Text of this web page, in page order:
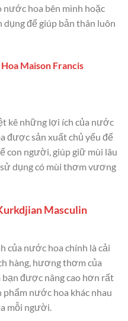
hoa bên mình hoặc
để giúp bản thân luôn
Maison Francis
kê những lợi ích của nước
được sản xuất chủ yếu để
con người, giúp giữ mùi lâu
dụng có mùi thơm vương
Masculin
của nước hoa chính là cải
hàng, hương thơm của
được nâng cao hơn rất
nước hoa khác nhau
mỗi người.